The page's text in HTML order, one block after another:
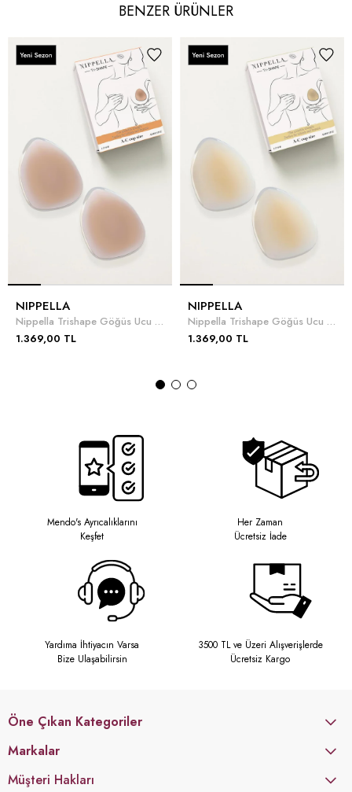
BENZER ÜRÜNLER
NIPPELLA
Nippella Trishape Göğüs Ucu Kapatıcı
1.369,00 TL
NIPPELLA
Nippella Trishape Göğüs Ucu Kapatıcı
1.369,00 TL
Mendo's Ayrıcalıklarını
Keşfet
Her Zaman
Ücretsiz İade
Yardıma İhtiyacın Varsa
Bize Ulaşabilirsin
3500 TL ve Üzeri Alışverişlerde
Ücretsiz Kargo
Öne Çıkan Kategoriler
Markalar
Müşteri Hakları